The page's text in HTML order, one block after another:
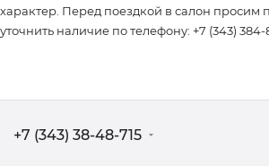
характер. Перед поездкой в салон просим
уточнить наличие по телефону: +7 (343) 384-
+7 (343) 38-48-715